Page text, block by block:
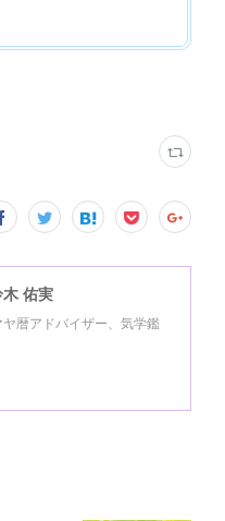
佑実
暦アドバイザー、気学鑑